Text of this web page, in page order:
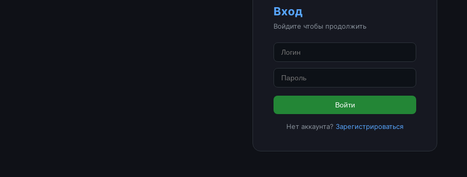
Вход
Войдите чтобы продолжить
Войти
Нет аккаунта? Зарегистрироваться